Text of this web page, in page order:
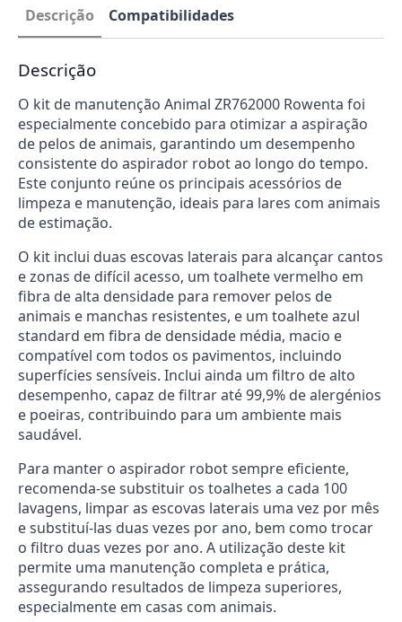
Descrição Compatibilidades
Descrição
O kit de manutenção Animal ZR762000 Rowenta foi
especialmente concebido para otimizar a aspiração
de pelos de animais, garantindo um desempenho
consistente do aspirador robot ao longo do tempo.
Este conjunto reúne os principais acessórios de
limpeza e manutenção, ideais para lares com animais
de estimação.
O kit inclui duas escovas laterais para alcançar cantos
e zonas de difícil acesso, um toalhete vermelho em
fibra de alta densidade para remover pelos de
animais e manchas resistentes, e um toalhete azul
standard em fibra de densidade média, macio e
compatível com todos os pavimentos, incluindo
superfícies sensíveis. Inclui ainda um filtro de alto
desempenho, capaz de filtrar até 99,9% de alergénios
e poeiras, contribuindo para um ambiente mais
saudável.
Para manter o aspirador robot sempre eficiente,
recomenda-se substituir os toalhetes a cada 100
lavagens, limpar as escovas laterais uma vez por mês
e substituí-las duas vezes por ano, bem como trocar
o filtro duas vezes por ano. A utilização deste kit
permite uma manutenção completa e prática,
assegurando resultados de limpeza superiores,
especialmente em casas com animais.